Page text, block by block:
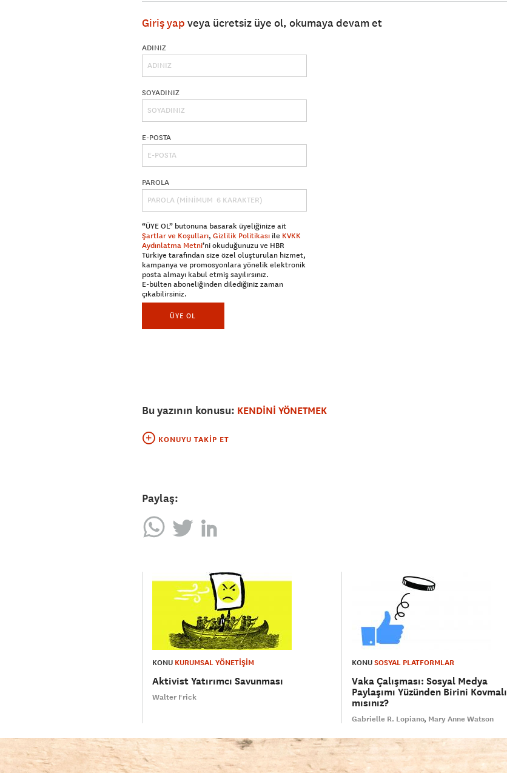
Giriş yap veya ücretsiz üye ol, okumaya devam et
ADINIZ
SOYADINIZ
E-POSTA
PAROLA
“ÜYE OL” butonuna basarak üyeliğinize ait
Şartlar ve Koşulları, Gizlilik Politikası ile KVKK
Aydınlatma Metni’ni okuduğunuzu ve HBR
Türkiye tarafından size özel oluşturulan hizmet,
kampanya ve promosyonlara yönelik elektronik
posta almayı kabul etmiş sayılırsınız.
E-bülten aboneliğinden dilediğiniz zaman
çıkabilirsiniz.
ÜYE OL
Bu yazının konusu: KENDİNİ YÖNETMEK
KONUYU TAKIP ET
Paylaş:
KONU KURUMSAL YÖNETİŞİM
Aktivist Yatırımcı Savunması
Walter Frick
KONUSOSYAL PLATFORMLAR
Vaka Çalışması: Sosyal Medya
Paylaşımı Yüzünden Birini Kovmalı
mısınız?
Gabrielle R. Lopiano Mary Anne Watson